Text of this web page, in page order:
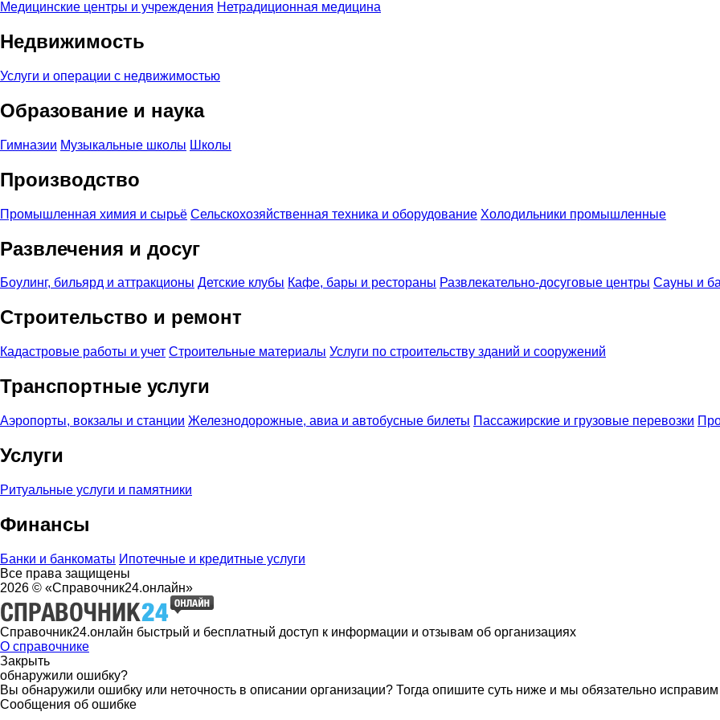
Медицинские центры и учреждения Нетрадиционная медицина
Недвижимость
Услуги и операции с недвижимостью
Образование и наука
Гимназии Музыкальные школы Школы
Производство
Промышленная химия и сырьё Сельскохозяйственная техника и оборудование Холодильники промышленные
Развлечения и досуг
Боулинг, бильярд и аттракционы Детские клубы Кафе, бары и рестораны Развлекательно-досуговые центры Сауны и
Строительство и ремонт
Кадастровые работы и учет Строительные материалы Услуги по строительству зданий и сооружений
Транспортные услуги
Аэропорты, вокзалы и станции Железнодорожные, авиа и автобусные билеты Пассажирские и грузовые перевозки
Услуги
Ритуальные услуги и памятники
Финансы
Банки и банкоматы Ипотечные и кредитные услуги
Все права защищены
2026 © «Справочник24.онлайн»
Справочник24.онлайн быстрый и бесплатный доступ к информации и отзывам об организациях
О справочнике
Закрыть
обнаружили ошибку?
Вы обнаружили ошибку или неточность в описании организации? Тогда опишите суть ниже и мы обязательно
Сообщения об ошибке